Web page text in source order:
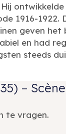
ontwikkelde
1916-1922.
geven het
en had
steeds
–
te vragen.